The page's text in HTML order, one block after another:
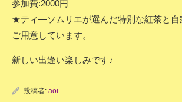
参加費:2000円
★ティ―ソムリエが選んだ特別な紅茶と自
ご用意しています。
新しい出逢い楽しみです♪
投稿者: aoi